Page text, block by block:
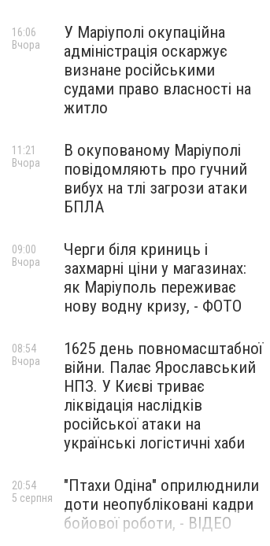
У Маріуполі окупаційна
адміністрація оскаржує
визнане російськими
судами право власності на
житло
16:06
Вчора
В окупованому Маріуполі
повідомляють про гучний
вибух на тлі загрози атаки
БПЛА
11:21
Вчора
Черги біля криниць і
захмарні ціни у магазинах:
як Маріуполь переживає
нову водну кризу, - ФОТО
09:00
Вчора
1625 день повномасштабної
війни. Палає Ярославський
НПЗ. У Києві триває
ліквідація наслідків
російської атаки на
українські логістичні хаби
08:54
Вчора
"Птахи Одіна" оприлюднили
доти неопубліковані кадри
бойової роботи, - ВІДЕО
20:54
5 серпня